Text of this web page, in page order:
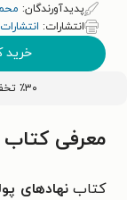
پدیدآورندگان:
انتشارات:
خرید
٪۳۰ تخفیف اولین خرید کتاب با کد
معرفی کتاب
کتابنهادهای